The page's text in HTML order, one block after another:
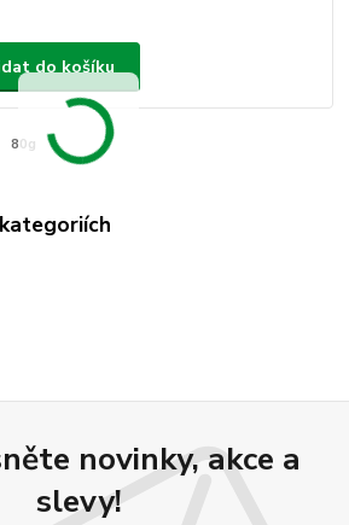
do košíku
80g
novinky, akce a
slevy!